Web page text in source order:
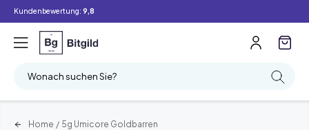
Kundenbewertung: 9,8
Wonach suchen Sie?
Home / 5g Umicore Goldbarren